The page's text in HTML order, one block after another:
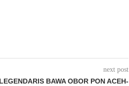
next post
BAWA OBOR PON ACEH-